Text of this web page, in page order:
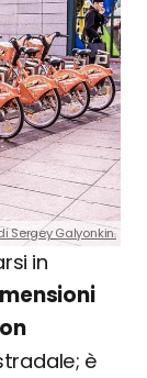
Sergey Galyonkin.
in
è